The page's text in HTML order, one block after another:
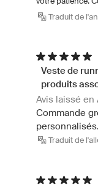
Traduit de
Veste de
produits
Avis laissé
Commande
Traduit de